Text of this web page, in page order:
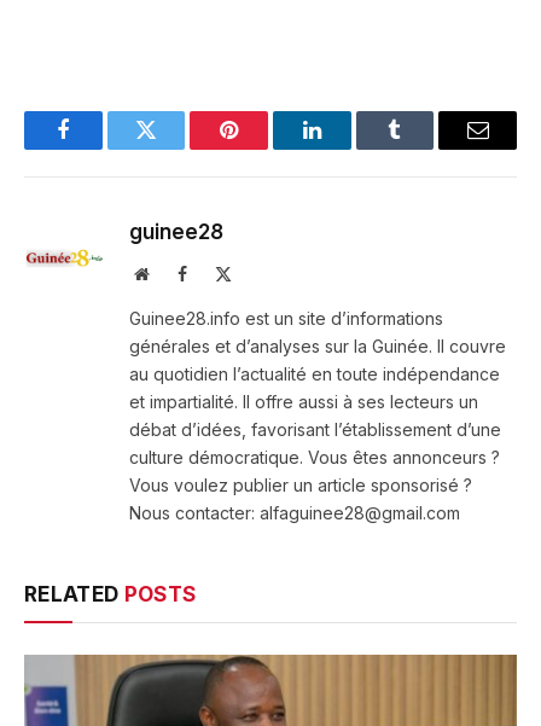
FacebookTwitter Pinterest LinkedInTumblr Email
guinee28
WebsiteFacebook
Guinee28.info est un site d’informations
générales et d’analyses sur la Guinée. Il couvre
au quotidien l’actualité en toute indépendance
et impartialité. Il offre aussi à ses lecteurs un
débat d’idées, favorisant l’établissement d’une
culture démocratique. Vous êtes annonceurs ?
Vous voulez publier un article sponsorisé ?
Nous contacter: alfaguinee28@gmail.com
RELATED POSTS